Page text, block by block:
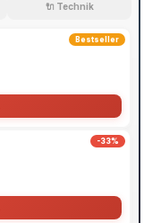
🔌 Technik
Bestseller
-33%